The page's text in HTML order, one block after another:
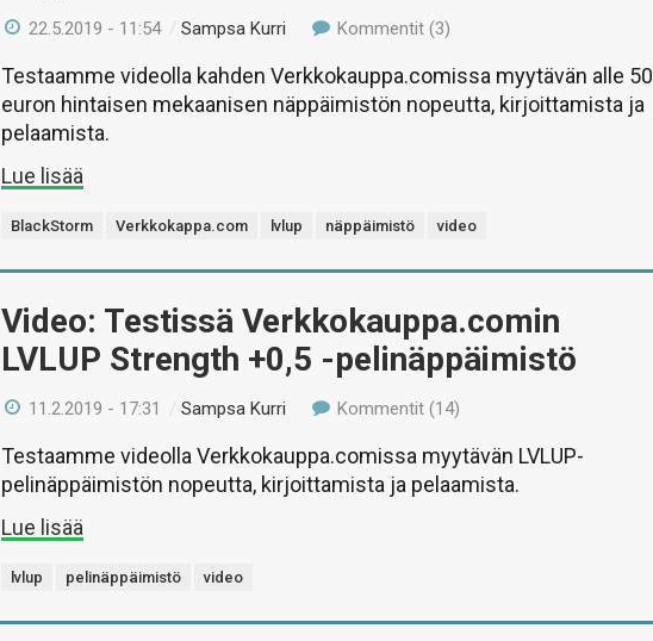
22.5.2019 - 11:54 /Sampsa Kurri Kommentit (3)
Testaamme videolla kahden Verkkokauppa.comissa myytävän alle 50
euron hintaisen mekaanisen näppäimistön nopeutta, kirjoittamista ja
pelaamista.
Lue lisää
BlackStorm Verkkokappa.com lvlup näppäimistö video
Video: Testissä Verkkokauppa.comin
LVLUP Strength +0,5 -pelinäppäimistö
11.2.2019 - 17:31 /Sampsa Kurri Kommentit (14)
Testaamme videolla Verkkokauppa.comissa myytävän LVLUP-
pelinäppäimistön nopeutta, kirjoittamista ja pelaamista.
Lue lisää
lvlup pelinäppäimistö video